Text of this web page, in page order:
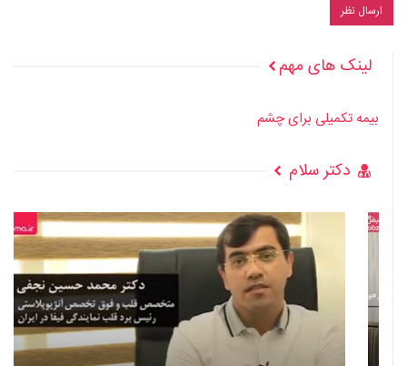
لینک های مهم
بیمه تکمیلی برای چشم
دکتر سلام